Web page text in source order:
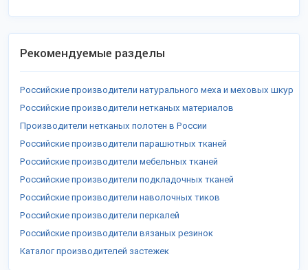
Рекомендуемые разделы
Российские производители натурального меха и меховых шкур
Российские производители нетканых материалов
Производители нетканых полотен в России
Российские производители парашютных тканей
Российские производители мебельных тканей
Российские производители подкладочных тканей
Российские производители наволочных тиков
Российские производители перкалей
Российские производители вязаных резинок
Каталог производителей застежек